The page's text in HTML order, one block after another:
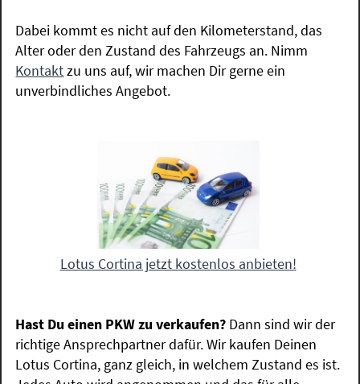
Dabei kommt es nicht auf den Kilometerstand, das
Alter oder den Zustand des Fahrzeugs an. Nimm
Kontaktzu uns auf, wir machen Dir gerne ein
unverbindliches Angebot.
Lotus Cortina jetzt kostenlos anbieten!
Hast Du einen PKW zu verkaufen? Dann sind wir der
richtige Ansprechpartner dafür. Wir kaufen Deinen
Lotus Cortina, ganz gleich, in welchem Zustand es ist.